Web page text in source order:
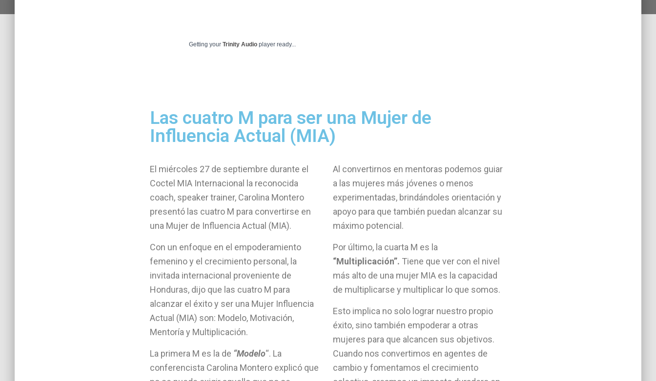
Getting your Trinity Audio player ready...
Las cuatro M para ser una Mujer de
Influencia Actual (MIA)
El miércoles 27 de septiembre durante el
Coctel MIA Internacional la reconocida
coach, speaker trainer, Carolina Montero
presentó las cuatro M para convertirse en
una Mujer de Influencia Actual (MIA).
Con un enfoque en el empoderamiento
femenino y el crecimiento personal, la
invitada internacional proveniente de
Honduras, dijo que las cuatro M para
alcanzar el éxito y ser una Mujer Influencia
Actual (MIA) son: Modelo, Motivación,
Mentoría y Multiplicación.
La primera M es la de “Modelo“. La
conferencista Carolina Montero explicó que
Al convertirnos en mentoras podemos guiar
a las mujeres más jóvenes o menos
experimentadas, brindándoles orientación y
apoyo para que también puedan alcanzar su
máximo potencial.
Por último, la cuarta M es la
“Multiplicación”. Tiene que ver con el nivel
más alto de una mujer MIA es la capacidad
de multiplicarse y multiplicar lo que somos.
Esto implica no solo lograr nuestro propio
éxito, sino también empoderar a otras
mujeres para que alcancen sus objetivos.
Cuando nos convertimos en agentes de
cambio y fomentamos el crecimiento